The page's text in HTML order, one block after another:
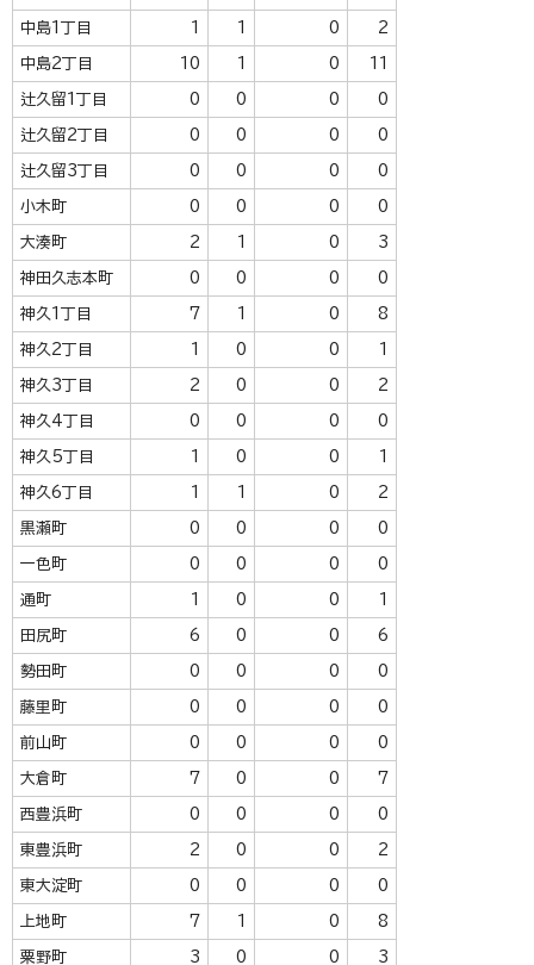
中島1丁目 0 2
中島2丁目 10 0
辻久留1丁目 0 0 0 0
辻久留2丁目 0 0 0 0
辻久留3丁目 0 0 0 0
小木町 0 0 0 0
大湊町 2 0 3
神田久志本町 0 0 0 0
神久1丁目 7 0 8
神久2丁目 0 0
神久3丁目 2 0 0 2
神久4丁目 0 0 0 0
神久5丁目 0 0
神久6丁目 0 2
黒瀬町 0 0 0 0
一色町 0 0 0 0
通町 0 0
田尻町 6 0 0 6
勢田町 0 0 0 0
藤里町 0 0 0 0
前山町 0 0 0 0
大倉町 7 0 0 7
西豊浜町 0 0 0 0
東豊浜町 2 0 0 2
東大淀町 0 0 0 0
上地町 7 0 8
粟野町 3 0 0 3